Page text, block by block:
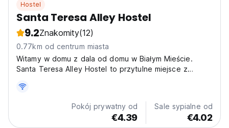
Hostel
Santa Teresa Alley Hostel
9.2Znakomity(12)
0.77km od centrum miasta
Witamy w domu z dala od domu w Białym Mieście.
Santa Teresa Alley Hostel to przytulne miejsce z
połączeniem klasycznej kolonialnej architektury Sucre z
nowoczesnymi udogodnieniami zaprojektowanymi dla
współczesnych...Pokój prywatny od
€4.39
Sale sypialne od
€4.02